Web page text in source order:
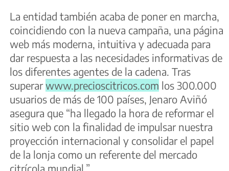
La entidad también acaba de poner en marcha,
coincidiendo con la nueva campaña, una página
web más moderna, intuitiva y adecuada para
dar respuesta a las necesidades informativas de
los diferentes agentes de la cadena. Tras
superarwww.precioscitricos.com los 300.000
usuarios de más de 100 países, Jenaro Aviñó
asegura que “ha llegado la hora de reformar el
sitio web con la finalidad de impulsar nuestra
proyección internacional y consolidar el papel
de la lonja como un referente del mercado
citrícola mundial.”